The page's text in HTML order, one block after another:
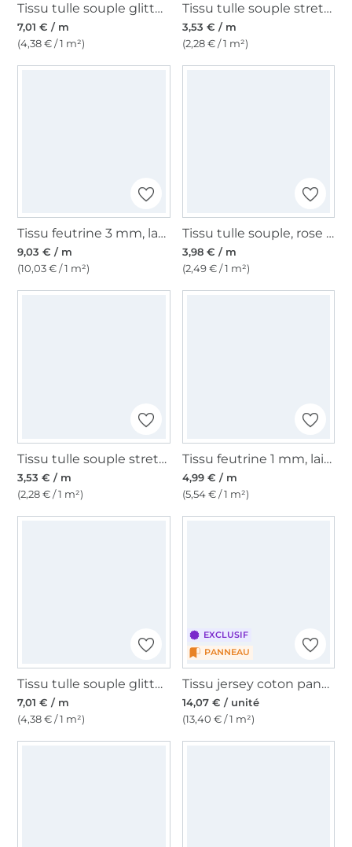
Tissu tulle souple glitter, bleu pigeon
7,01 € / m
(4,38 € / 1 m²)
Tissu tulle souple stretch, noir
3,53 € / m
(2,28 € / 1 m²)
Tissu feutrine 3 mm, largeur 90 cm, blanc
9,03 € / m
(10,03 € / 1 m²)
Tissu tulle souple, rose poudré
3,98 € / m
(2,49 € / 1 m²)
Tissu tulle souple stretch, bleu marine
3,53 € / m
(2,28 € / 1 m²)
Tissu feutrine 1 mm, laize 90 cm, blanc
4,99 € / m
(5,54 € / 1 m²)
Tissu tulle souple glitter, vieux vert
7,01 € / m
(4,38 € / 1 m²)
EXCLUSIF
PANNEAU
Tissu jersey coton panneau feu Fire Malomi, 150x70cm
14,07 € / unité
(13,40 € / 1 m²)